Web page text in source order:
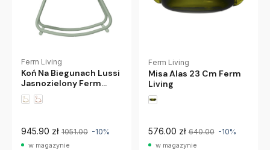
Ferm Living
Koń Na Biegunach Lussi
Jasnozielony Ferm
Living
945.90 zł 1051.00 -10%
w magazynie
Ferm Living
Misa Alas 23 Cm Ferm
Living
576.00 zł 640.00 -10%
w magazynie